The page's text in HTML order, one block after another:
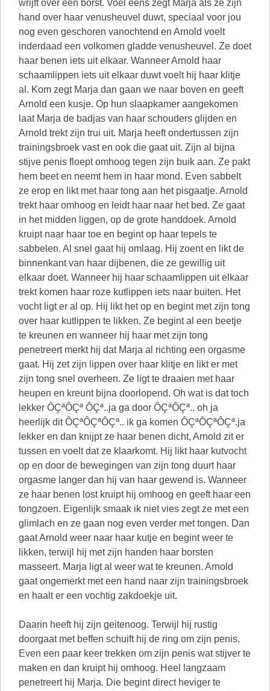
wrijft over een borst. Voel eens zegt Marja als ze zijn
hand over haar venusheuvel duwt, speciaal voor jou
nog even geschoren vanochtend en Arnold voelt
inderdaad een volkomen gladde venusheuvel. Ze doet
haar benen iets uit elkaar. Wanneer Arnold haar
schaamlippen iets uit elkaar duwt voelt hij haar klitje
al. Kom zegt Marja dan gaan we naar boven en geeft
Arnold een kusje. Op hun slaapkamer aangekomen
laat Marja de badjas van haar schouders glijden en
Arnold trekt zijn trui uit. Marja heeft ondertussen zijn
trainingsbroek vast en ook die gaat uit. Zijn al bijna
stijve penis floept omhoog tegen zijn buik aan. Ze pakt
hem beet en neemt hem in haar mond. Even sabbelt
ze erop en likt met haar tong aan het pisgaatje. Arnold
trekt haar omhoog en leidt haar naar het bed. Ze gaat
in het midden liggen, op de grote handdoek. Arnold
kruipt naar haar toe en begint op haar tepels te
sabbelen. Al snel gaat hij omlaag. Hij zoent en likt de
binnenkant van haar dijbenen, die ze gewillig uit
elkaar doet. Wanneer hij haar schaamlippen uit elkaar
trekt komen haar roze kutlippen iets naar buiten. Het
vocht ligt er al op. Hij likt het op en begint met zijn tong
over haar kutlippen te likken. Ze begint al een beetje
te kreunen en wanneer hij haar met zijn tong
penetreert merkt hij dat Marja al richting een orgasme
gaat. Hij zet zijn lippen over haar klitje en likt er met
zijn tong snel overheen. Ze ligt te draaien met haar
heupen en kreunt bijna doorlopend. Oh wat is dat toch
lekker ÔÇªÔÇª ÔÇª..ja ga door ÔÇªÔÇª.. oh ja
heerlijk dit ÔÇªÔÇªÔÇª.. ik ga komen ÔÇªÔÇªÔÇª.ja
lekker en dan knijpt ze haar benen dicht, Arnold zit er
tussen en voelt dat ze klaarkomt. Hij likt haar kutvocht
op en door de bewegingen van zijn tong duurt haar
orgasme langer dan hij van haar gewend is. Wanneer
ze haar benen lost kruipt hij omhoog en geeft haar een
tongzoen. Eigenlijk smaak ik niet vies zegt ze met een
glimlach en ze gaan nog even verder met tongen. Dan
gaat Arnold weer naar haar kutje en begint weer te
likken, terwijl hij met zijn handen haar borsten
masseert. Marja ligt al weer wat te kreunen. Arnold
gaat ongemerkt met een hand naar zijn trainingsbroek
en haalt er een vochtig zakdoekje uit.
Daarin heeft hij zijn geitenoog. Terwijl hij rustig
doorgaat met beffen schuift hij de ring om zijn penis.
Even een paar keer trekken om zijn penis wat stijver te
maken en dan kruipt hij omhoog. Heel langzaam
penetreert hij Marja. Die begint direct heviger te